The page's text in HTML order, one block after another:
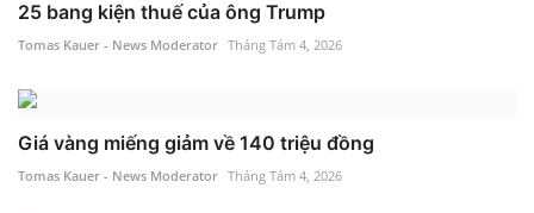
25 bang kiện thuế của ông Trump
Tomas Kauer - News Moderator Tháng Tám 4, 2026
Giá vàng miếng giảm về 140 triệu đồng
Tomas Kauer - News Moderator Tháng Tám 4, 2026